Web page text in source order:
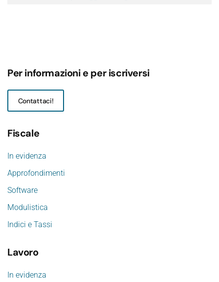
Per informazioni e per iscriversi
Contattaci!
Fiscale
In evidenza
Approfondimenti
Software
Modulistica
Indici e Tassi
Lavoro
In evidenza